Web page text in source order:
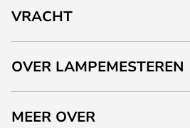
VRACHT
OVER LAMPEMESTEREN
MEER OVER